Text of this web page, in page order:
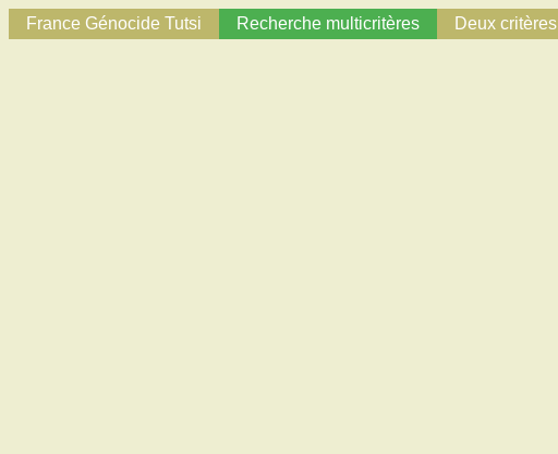
France Génocide Tutsi Recherche multicritères Deux critères